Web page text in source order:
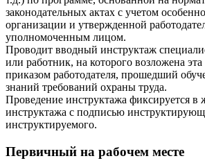
законодательных актах с учетом
организации и утвержденной
уполномоченным лицом.
Проводит вводный инструктаж
или работник, на которого возложена эта
приказом работодателя, прошедший
знаний требований охраны труда.
Проведение инструктажа фиксируется в
инструктажа с подписью
инструктируемого.
Первичный на рабочем месте